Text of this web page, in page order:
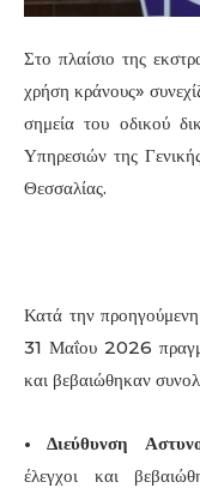
Στο πλαίσιο της
χρήση κράνους»
σημεία του οδικού
Υπηρεσιών της
Θεσσαλίας.
Κατά την
31 Μαΐου 2026
και βεβαιώθηκαν
• Διεύθυνση
έλεγχοι και